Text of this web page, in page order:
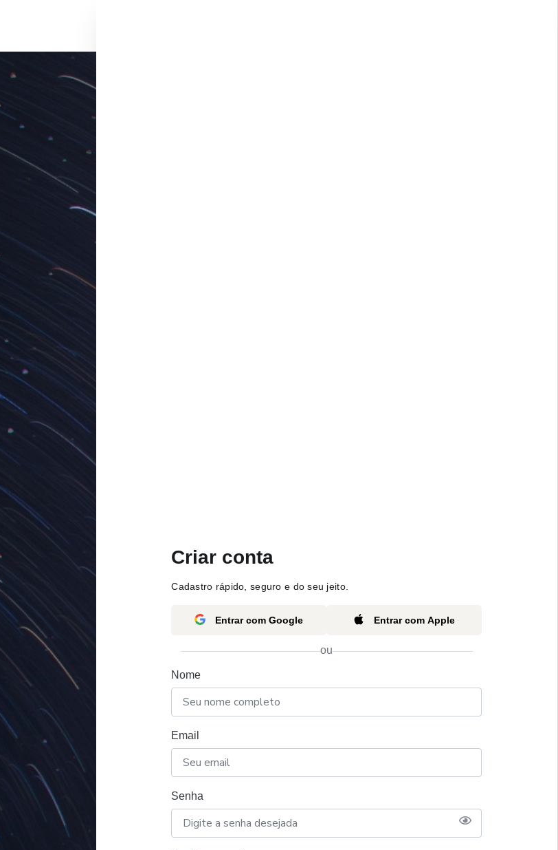
Criar conta
Cadastro rápido, seguro e do seu jeito.
Entrar com Google Entrar com Apple
ou
Nome
Email
Senha